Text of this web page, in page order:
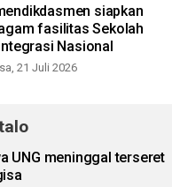
siapkan
fasilitas Sekolah
Nasional
21 Juli 2026
UNG meninggal terseret